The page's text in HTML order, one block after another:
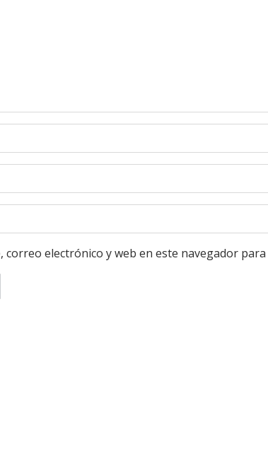
correo electrónico y web en este navegador